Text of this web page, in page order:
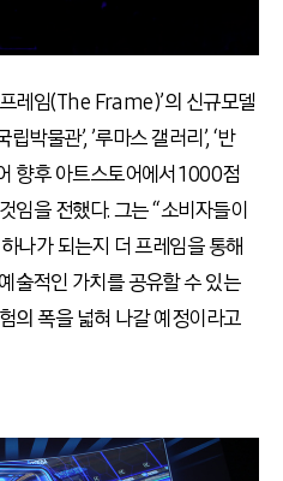
레임(The Frame)’의 신규모델
박물관’, ’루마스 갤러리’, ‘반
향후 아트스토어에서 1000점
임을 전했다. 그는 “소비자들이
나가 되는지 더 프레임을 통해
술적인 가치를 공유할 수 있는
의 폭을 넓혀 나갈 예정이라고